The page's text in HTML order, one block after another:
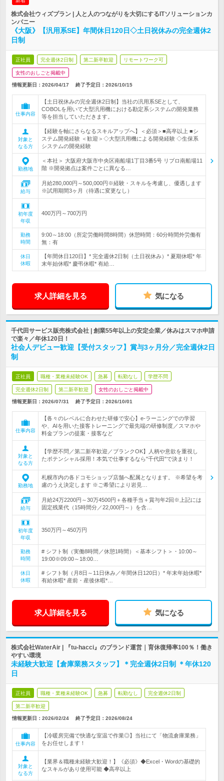
株式会社ウィズプラン | 人と人のつながりを大切にするITソリューションカ
ンパニー
《大阪》【汎用系SE】年間休日120日◇土日祝休みの完全週休2
日制
正社員 完全週休2日制 第二新卒歓迎 リモートワーク可
女性のおしごと掲載中
情報更新日：2026/04/17 終了予定日： 2026/10/15
仕事内容
【土日祝休みの完全週休2日制】当社の汎用系SEとして、
COBOLを用いて大型汎用機における勘定系システムの開発業務
等を担当していただきます。
対象と
なる方
【経験を軸にさらなるスキルアップへ】＜必須＞■高卒以上 ■シ
ステム開発経験 ＜歓迎＞◇大型汎用機による開発経験 ◇生保系
システムの開発経験
勤務地
＜本社＞ 大阪府大阪市中央区南船場1丁目3番5号 リプロ南船場11
階 ※開発拠点は案件ごとに異なる…
給与
月給280,000円～500,000円※経験・スキルを考慮し、優遇します
※試用期間3ヶ月（待遇に変更なし）
初年度
年収
400万円～700万円
勤務
時間
9:00～18:00（所定労働時間8時間）休憩時間：60分時間外労働有
無：有
休日
休暇
【年間休日120日】* 完全週休2日制（土日祝休み）* 夏期休暇* 年
末年始休暇* 慶弔休暇* 有給…
求人詳細を見る 気になる
千代田サービス販売株式会社 | 創業55年以上の安定企業／休みはスマホ申請
で楽々／年休120日！
社会人デビュー歓迎【受付スタッフ】賞与3ヶ月分／完全週休2日
制
正社員 職種・業種未経験OK 急募 転勤なし 学歴不問
完全週休2日制 第二新卒歓迎 女性のおしごと掲載中
情報更新日：2026/07/31 終了予定日： 2026/10/01
仕事内容
【各々のレベルに合わせた研修で安心】e-ラーニングでの学習
や、AIを用いた接客トレーニングで最先端の研修制度／スマホや
料金プランの提案・接客など
対象と
なる方
【学歴不問／第二新卒歓迎／ブランクOK】人柄や意欲を重視し
たポテンシャル採用！本気で仕事するなら"千代田"で決まり！
勤務地
札幌市内の各ドコモショップ店舗へ配属となります。 ※希望を考
慮のうえ決定します ※ご希望により岩見…
給与
月給24万2200円～30万4500円＋各種手当＋賞与年2回※上記には
固定残業代（15時間分／22,000円～）を含…
初年度
年収
350万円～450万円
勤務
時間
# シフト制（実働8時間／休憩1時間）＜基本シフト＞・10:00～
19:00※09:00～18:00…
休日
休暇
# シフト制（月8日～11日休み／年間休日120日）* 年末年始休暇*
有給休暇* 産前・産後休暇*…
求人詳細を見る 気になる
株式会社WaterAir | 『tu-hacci』のブランド運営｜育休復帰率100％！働き
やすい環境
未経験大歓迎【倉庫業務スタッフ】＊完全週休2日制 ＊年休120
日
正社員 職種・業種未経験OK 急募 転勤なし 完全週休2日制
第二新卒歓迎
情報更新日：2026/02/24 終了予定日： 2026/08/24
仕事内容
【冷暖房完備で快適な室温で作業◎】当社にて「物流倉庫業務」
をお任せします！
対象と
なる方
【業界＆職種未経験大歓迎！】《必須》◆Excel・Wordの基礎的
なスキルがあり使用可能 ◆高卒以上